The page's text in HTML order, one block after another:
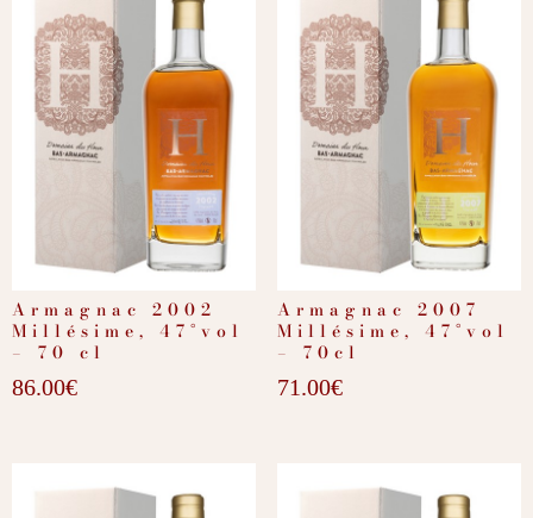
Armagnac 2002
Millésime, 47°vol
– 70 cl
86.00€
Armagnac 2007
Millésime, 47°vol
– 70cl
71.00€